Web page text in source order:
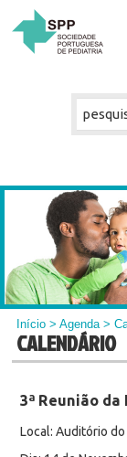
Início >Agenda>
CALENDÁRIO
3ª Reunião da
Local: Auditório